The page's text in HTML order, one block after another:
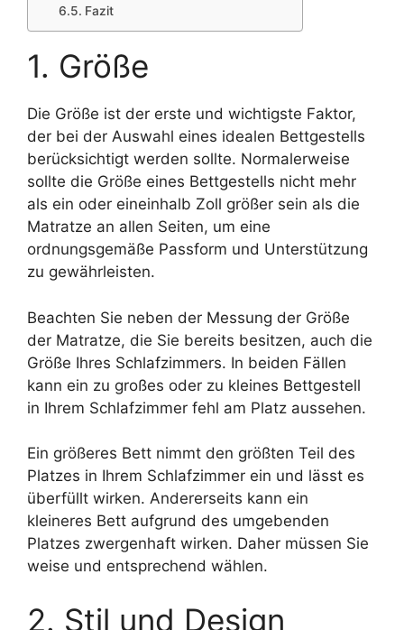
Fazit
1. Größe
Die Größe ist der erste und wichtigste Faktor,
der bei der Auswahl eines idealen Bettgestells
berücksichtigt werden sollte. Normalerweise
sollte die Größe eines Bettgestells nicht mehr
als ein oder eineinhalb Zoll größer sein als die
Matratze an allen Seiten, um eine
ordnungsgemäße Passform und Unterstützung
zu gewährleisten.
Beachten Sie neben der Messung der Größe
der Matratze, die Sie bereits besitzen, auch die
Größe Ihres Schlafzimmers. In beiden Fällen
kann ein zu großes oder zu kleines Bettgestell
in Ihrem Schlafzimmer fehl am Platz aussehen.
Ein größeres Bett nimmt den größten Teil des
Platzes in Ihrem Schlafzimmer ein und lässt es
überfüllt wirken. Andererseits kann ein
kleineres Bett aufgrund des umgebenden
Platzes zwergenhaft wirken. Daher müssen Sie
weise und entsprechend wählen.
2. Stil und Design